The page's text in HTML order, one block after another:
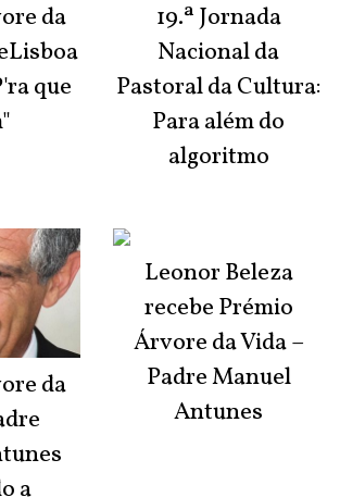
da
que
da
a
19.ª Jornada
Nacional da
Pastoral da Cultura:
Para além do
algoritmo
Leonor Beleza
recebe Prémio
Árvore da Vida –
Padre Manuel
Antunes